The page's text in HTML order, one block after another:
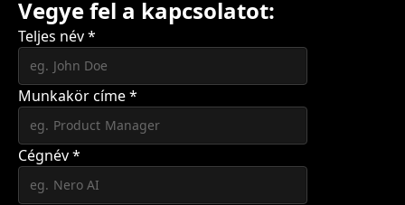
Vegye fel a kapcsolatot:
Teljes név*
Munkakör címe*
Cégnév*